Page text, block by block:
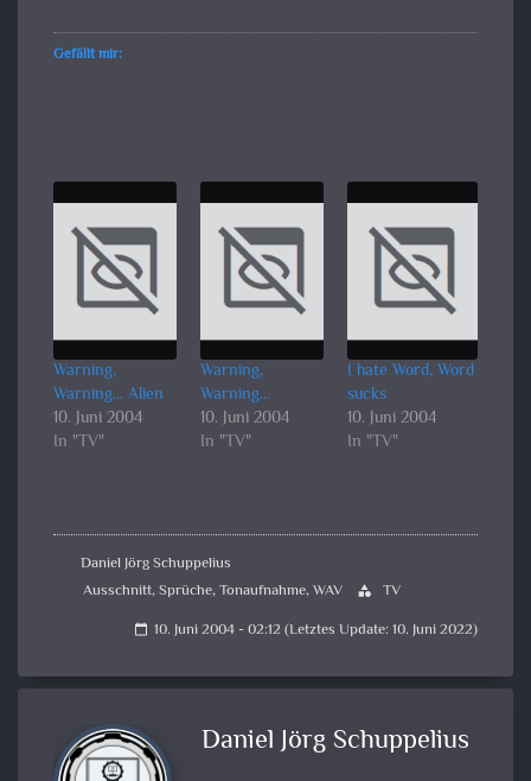
Gefällt mir:
Warning,
Warning… Alien
10. Juni 2004
In "TV"
Warning,
Warning…
10. Juni 2004
In "TV"
I hate Word, Word
sucks
10. Juni 2004
In "TV"
Daniel Jörg Schuppelius
Ausschnitt,Sprüche,Tonaufnahme,WAV category TV
calendar_today 10. Juni 2004 - 02:12 (Letztes Update: 10. Juni 2022)
Daniel Jörg Schuppelius